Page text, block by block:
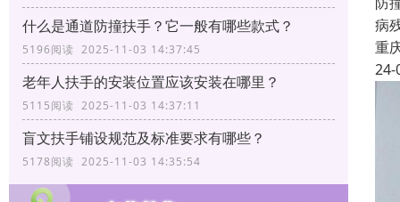
什么是通道防撞扶手？它一般有哪些款式？
5196阅读 2025-11-03 14:37:45
老年人扶手的安装位置应该安装在哪里？
5115阅读 2025-11-03 14:37:11
盲文扶手铺设规范及标准要求有哪些？
5178阅读 2025-11-03 14:35:54
病
重
24-